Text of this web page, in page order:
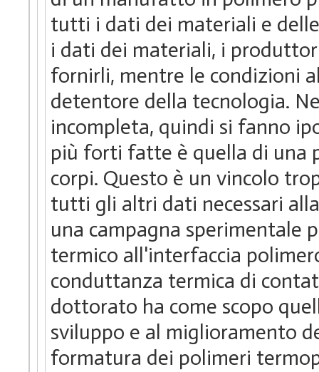
tutti i dati dei materiali e
i dati dei materiali, i
fornirli, mentre le condizioni
detentore della tecnologia.
incompleta, quindi si fanno
più forti fatte è quella di una
corpi. Questo è un vincolo
tutti gli altri dati necessari
una campagna sperimentale
termico all'interfaccia
conduttanza termica di
dottorato ha come scopo
sviluppo e al miglioramento
formatura dei polimeri